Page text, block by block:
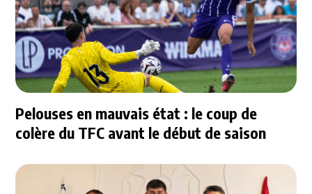
Pelouses en mauvais état : le coup de
colère du TFC avant le début de saison